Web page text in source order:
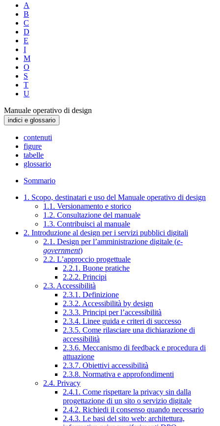
A
B
C
D
E
I
M
O
S
T
U
Manuale operativo di design
indici e glossario
contenuti
figure
tabelle
glossario
Sommario
1. Scopo, destinatari e uso del Manuale operativo di design
1.1. Versionamento e storico
1.2. Consultazione del manuale
1.3. Contribuisci al manuale
2. Introduzione al design per i servizi pubblici digitali
2.1. Design per l’amministrazione digitale (e-
government)
2.2. L’approccio progettuale
2.2.1. Buone pratiche
2.2.2. Principi
2.3. Accessibilità
2.3.1. Definizione
2.3.2. Accessibilità by design
2.3.3. Principi per l’accessibilità
2.3.4. Linee guida e criteri di successo
2.3.5. Come rilasciare una dichiarazione di
accessibilità
2.3.6. Meccanismo di feedback e procedura di
attuazione
2.3.7. Obiettivi accessibilità
2.3.8. Normativa e approfondimenti
2.4. Privacy
2.4.1. Come rispettare la privacy sin dalla
progettazione di un sito o servizio digitale
2.4.2. Richiedi il consenso quando necessario
2.4.3. Le basi del sito web: architettura,